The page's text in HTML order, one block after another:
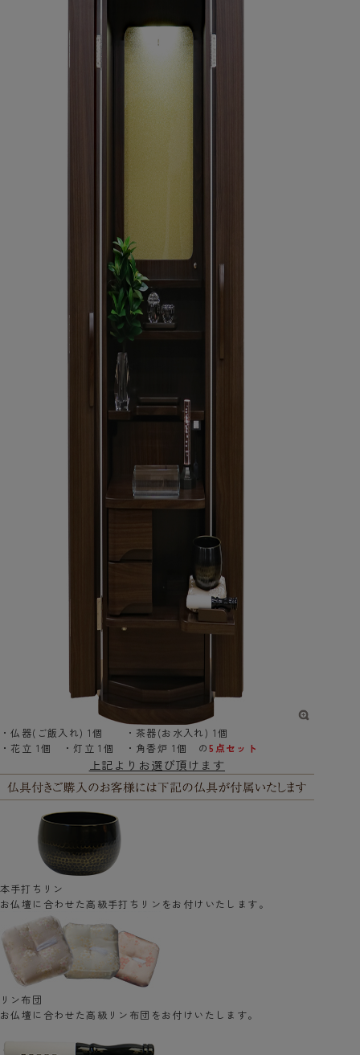
・仏器(ご飯入れ) 1個 ・茶器(お水入れ) 1個
・花立 1個 ・灯立 1個 ・角香炉 1個 の5点セット
上記よりお選び頂けます
本手打ちリン
お仏壇に合わせた高級手打ちリンをお付けいたします。
リン布団
お仏壇に合わせた高級リン布団をお付けいたします。